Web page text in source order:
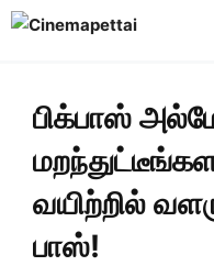
Skip
பிக்பாஸ்
வயிற்றில்
பாஸ்!